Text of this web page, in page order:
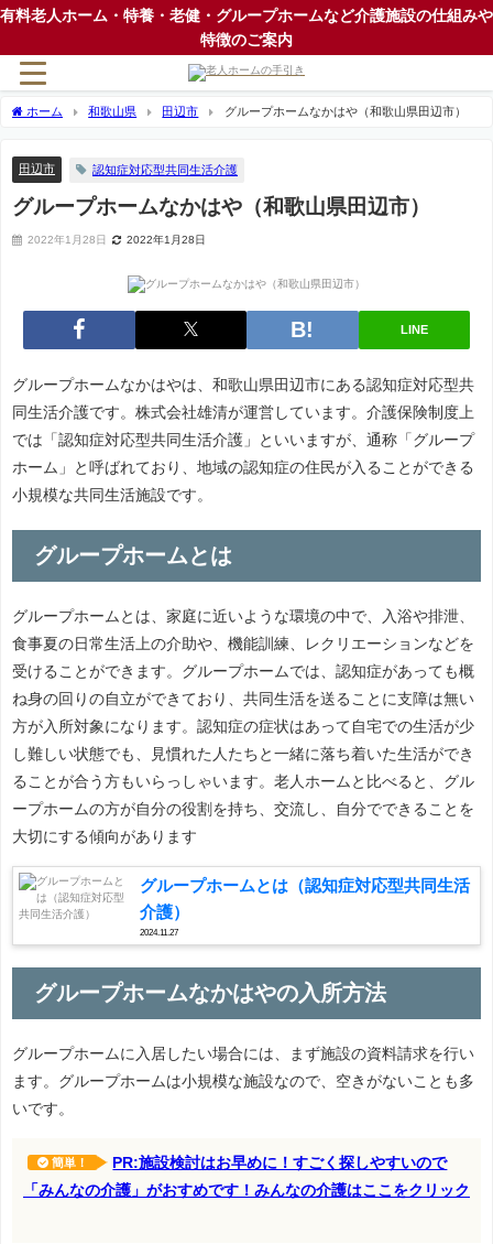
有料老人ホーム・特養・老健・グループホームなど介護施設の仕組みや
特徴のご案内
ホーム 和歌山県 田辺市 グループホームなかはや（和歌山県田辺市）
田辺市 認知症対応型共同生活介護
グループホームなかはや（和歌山県田辺市）
2022年1月28日 2022年1月28日
LINE
グループホームなかはやは、和歌山県田辺市にある認知症対応型共
同生活介護です。株式会社雄清が運営しています。介護保険制度上
では「認知症対応型共同生活介護」といいますが、通称「グループ
ホーム」と呼ばれており、地域の認知症の住民が入ることができる
小規模な共同生活施設です。
グループホームとは
グループホームとは、家庭に近いような環境の中で、入浴や排泄、
食事夏の日常生活上の介助や、機能訓練、レクリエーションなどを
受けることができます。グループホームでは、認知症があっても概
ね身の回りの自立ができており、共同生活を送ることに支障は無い
方が入所対象になります。認知症の症状はあって自宅での生活が少
し難しい状態でも、見慣れた人たちと一緒に落ち着いた生活ができ
ることが合う方もいらっしゃいます。老人ホームと比べると、グル
ープホームの方が自分の役割を持ち、交流し、自分でできることを
大切にする傾向があります
グループホームとは（認知症対応型共同生活
介護）
2024.11.27
グループホームなかはやの入所方法
グループホームに入居したい場合には、まず施設の資料請求を行い
ます。グループホームは小規模な施設なので、空きがないことも多
いです。
簡単！
PR:施設検討はお早めに！すごく探しやすいので
「みんなの介護」がおすめです！みんなの介護はここをクリック